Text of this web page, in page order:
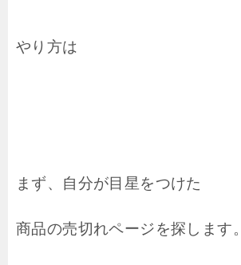
やり方は
まず、自分が目星をつけた
商品の売切れページを探します。